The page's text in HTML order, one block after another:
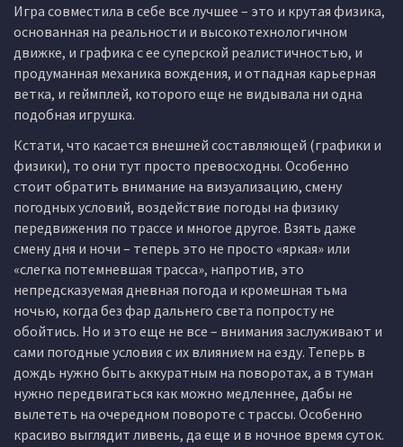
Игра совместила в себе все лучшее – это и крутая физика,
основанная на реальности и высокотехнологичном
движке, и графика с ее суперской реалистичностью, и
продуманная механика вождения, и отпадная карьерная
ветка, и геймплей, которого еще не видывала ни одна
подобная игрушка.
Кстати, что касается внешней составляющей (графики и
физики), то они тут просто превосходны. Особенно
стоит обратить внимание на визуализацию, смену
погодных условий, воздействие погоды на физику
передвижения по трассе и многое другое. Взять даже
смену дня и ночи – теперь это не просто «яркая» или
«слегка потемневшая трасса», напротив, это
непредсказуемая дневная погода и кромешная тьма
ночью, когда без фар дальнего света попросту не
обойтись. Но и это еще не все – внимания заслуживают и
сами погодные условия с их влиянием на езду. Теперь в
дождь нужно быть аккуратным на поворотах, а в туман
нужно передвигаться как можно медленнее, дабы не
вылететь на очередном повороте с трассы. Особенно
красиво выглядит ливень, да еще и в ночное время суток.